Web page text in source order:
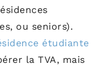
ou seniors).
étudiante
la TVA, mais